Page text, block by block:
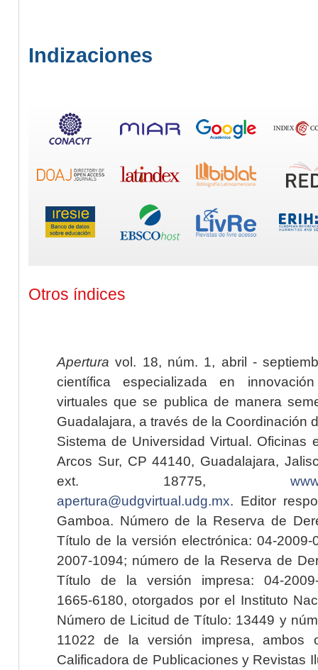
Indizaciones
Otros índices
Apertura vol. 18, núm. 1, abril -
científica especializada en
virtuales que se publica de manera
Guadalajara, a través de la Coordinación
Sistema de Universidad Virtual. Oficinas
Arcos Sur, CP 44140, Guadalajara,
ext. 18775,
apertura@udgvirtual.udg.mx. Editor
Gamboa. Número de la Reserva de
Título de la versión electrónica: 04-2009-
2007-1094; número de la Reserva de
Título de la versión impresa: 04-2009-
1665-6180, otorgados por el Instituto
Número de Licitud de Título: 13449 y
11022 de la versión impresa, ambos
Calificadora de Publicaciones y Revistas